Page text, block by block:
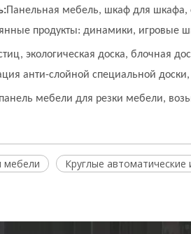
Панельная мебель, шкаф для шкафа,
продукты: динамики,
экологическая доска, блочная
анти-слойной специальной доски,
мебели для резки мебели,
мебели Круглые